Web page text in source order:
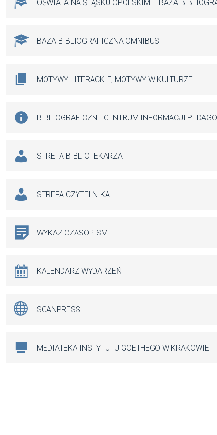
OŚWIATA NA ŚLĄSKU OPOLSKIM – BAZA
BAZA BIBLIOGRAFICZNA OMNIBUS
MOTYWY LITERACKIE, MOTYWY W KULTURZE
BIBLIOGRAFICZNE CENTRUM INFORMACJI
STREFA BIBLIOTEKARZA
STREFA CZYTELNIKA
WYKAZ CZASOPISM
KALENDARZ WYDARZEŃ
SCANPRESS
MEDIATEKA INSTYTUTU GOETHEGO W KRAKOWIE